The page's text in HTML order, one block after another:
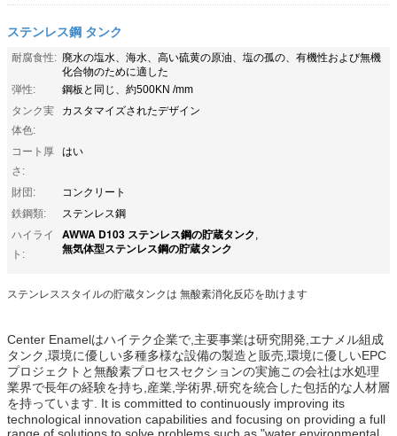
ステンレス鋼 タンク
耐腐食性: 廃水の塩水、海水、高い硫黄の原油、塩の孤の、有機性および無機
化合物のために適した
弾性:
鋼板と同じ、約500KN /mm
タンク実
体色:
カスタマイズされたデザイン
コート厚
さ:
はい
財団:
コンクリート
鉄鋼類:
ステンレス鋼
ハイライ
ト:
AWWA D103 ステンレス鋼の貯蔵タンク,
無気体型ステンレス鋼の貯蔵タンク
ステンレススタイルの貯蔵タンクは 無酸素消化反応を助けます
Center Enamelはハイテク企業で,主要事業は研究開発,エナメル組成
タンク,環境に優しい多種多様な設備の製造と販売,環境に優しいEPC
プロジェクトと無酸素プロセスセクションの実施この会社は水処理
業界で長年の経験を持ち,産業,学術界,研究を統合した包括的な人材層
を持っています. It is committed to continuously improving its
technological innovation capabilities and focusing on providing a full